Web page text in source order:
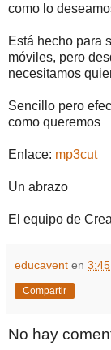
como lo
Está hecho para
móviles, pero
necesitamos
Sencillo pero
como queremos
Enlace: mp3cut
Un abrazo
El equipo de
educavent en 3:45
Compartir
No hay